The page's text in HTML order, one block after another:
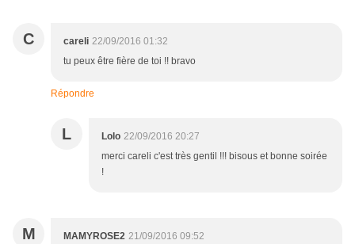
C careli 22/09/2016 01:32
tu peux être fière de toi !! bravo
Répondre
L Lolo 22/09/2016 20:27
merci careli c'est très gentil !!! bisous et bonne soirée
!
M MAMYROSE2 21/09/2016 09:52